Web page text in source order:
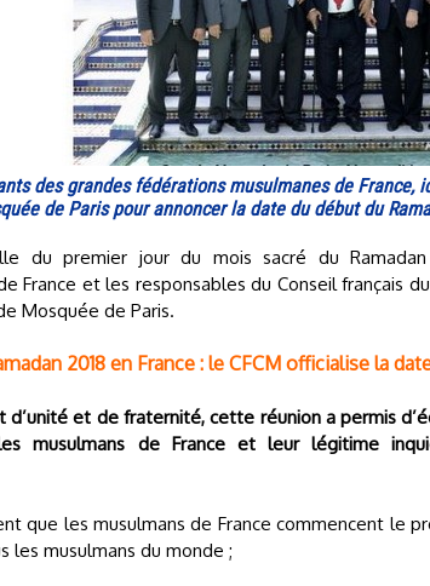
des grandes fédérations musulmanes de France,
de Paris pour annoncer la date du début du
du premier jour du mois sacré du Ramadan
France et les responsables du Conseil français
Mosquée de Paris.
2018 en France : le CFCM officialise la
d’unité et de fraternité, cette réunion a permis
musulmans de France et leur légitime
que les musulmans de France commencent le
les musulmans du monde ;